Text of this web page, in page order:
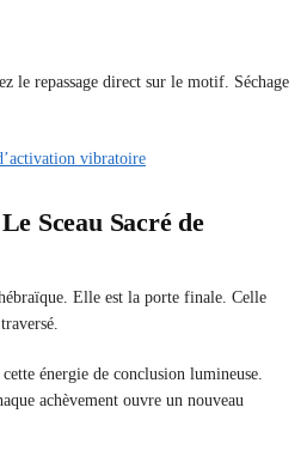
le repassage direct sur le motif. Séchage
vibratoire
Sceau Sacré de
Elle est la porte finale. Celle
énergie de conclusion lumineuse.
achèvement ouvre un nouveau